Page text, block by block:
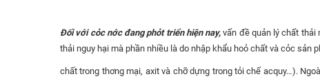
Đối với cỏc nớc đang phỏt triển hiện nay,vấn đề quản lý chất thải
thải nguy hại mà phần nhiều là do nhập khẩu hoỏ chất và cỏc
chất trong thơng mại, axit và chỡ dựng trong tỏi chế acquy…).